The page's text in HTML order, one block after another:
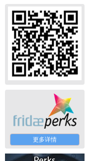
更多详情